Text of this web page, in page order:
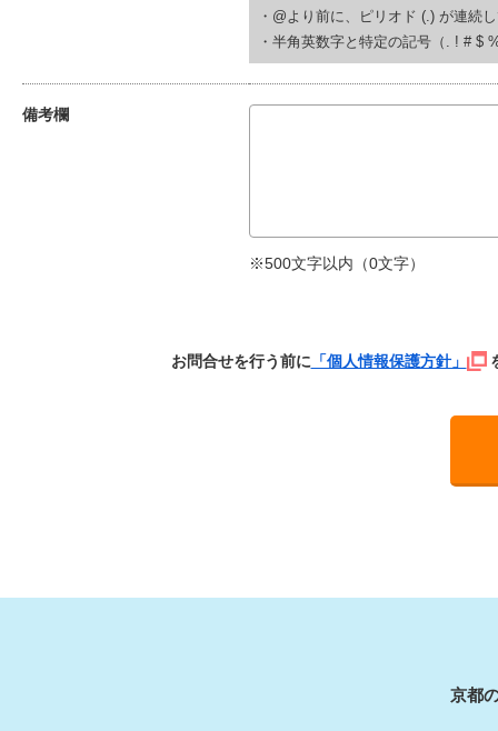
・@より前に、ピリオド (.) が連続
・半角英数字と特定の記号（. ! # $
備考欄
※500文字以内（0文字）
お問合せを行う前に「個人情報保護方針」
京都